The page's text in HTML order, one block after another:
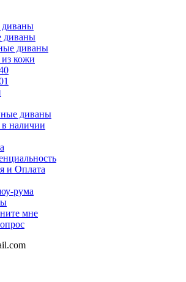
диваны
диваны
кожи
диваны
наличии
и Оплата
рума
мне